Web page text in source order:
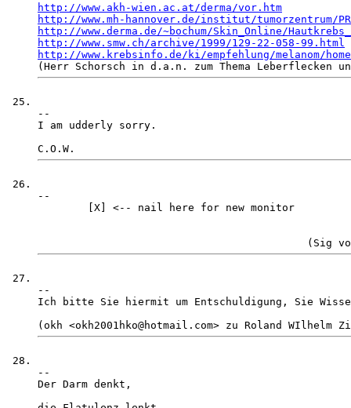
http://www.akh-wien.ac.at/derma/vor.htm
http://www.mh-hannover.de/institut/tumorzentrum/
http://www.derma.de/~bochum/Skin_Online/
http://www.smw.ch/archive/1999/129-22-058-99.html
http://www.krebsinfo.de/ki/empfehlung/melanom/
--
I am udderly sorry.
--
        [X] <-- nail here for new monitor
--
Ich bitte Sie hiermit um Entschuldigung, Sie
--
Der Darm denkt,